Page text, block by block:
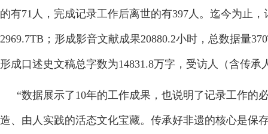
的有71人，完成记录工作后离世的有397人。迄今为止
2969.7TB；形成影音文献成果20880.2小时，总数据量
形成口述史文稿总字数为14831.8万字，受访人（含传承
“数据展示了10年的工作成果，也说明了记录工作的
造、由人实践的活态文化宝藏。传承好非遗的核心是保